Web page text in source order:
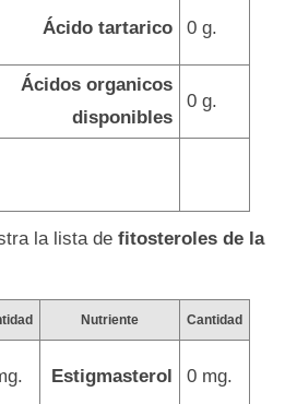
Ácido tartarico 0 g.
Ácidos organicos
disponibles
0 g.
la lista de fitosteroles de la
Nutriente Cantidad
Estigmasterol 0 mg.